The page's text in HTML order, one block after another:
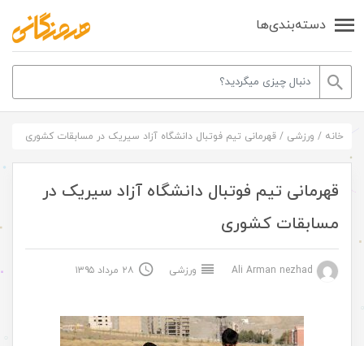
دسته‌بندی‌ها
خانه / ورزشی / قهرمانی تیم فوتبال دانشگاه آزاد سیریک در مسابقات کشوری
قهرمانی تیم فوتبال دانشگاه آزاد سیریک در
مسابقات کشوری
ورزشی ۲۸ مرداد ۱۳۹۵